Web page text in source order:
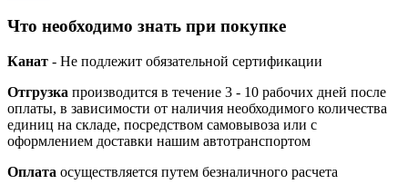
Что необходимо знать при покупке
Канат - Не подлежит обязательной сертификации
Отгрузка производится в течение 3 - 10 рабочих дней после
оплаты, в зависимости от наличия необходимого количества
единиц на складе, посредством самовывоза или с
оформлением доставки нашим автотранспортом
Оплата осуществляется путем безналичного расчета